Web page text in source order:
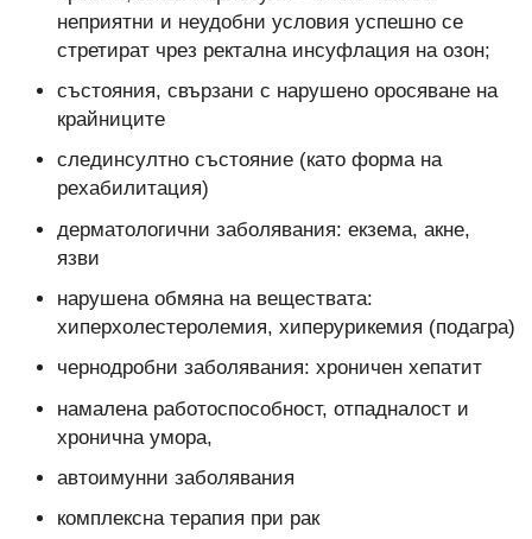
неприятни и неудобни условия успешно се
стретират чрез ректална инсуфлация на озон;
състояния, свързани с нарушено оросяване на
крайниците
слединсултно състояние (като форма на
рехабилитация)
дерматологични заболявания: екзема, акне,
язви
нарушена обмяна на веществата:
хиперхолестеролемия, хиперурикемия (подагра)
чернодробни заболявания: хроничен хепатит
намалена работоспособност, отпадналост и
хронична умора,
автоимунни заболявания
комплексна терапия при рак